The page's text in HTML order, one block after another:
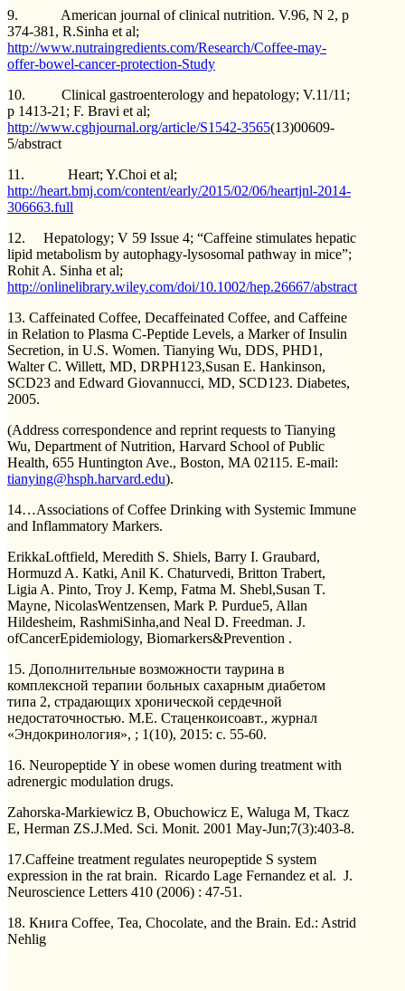
9. American journal of clinical nutrition. V.96, N 2, p
374-381, R.Sinha et al;
http://www.nutraingredients.com/Research/Coffee-may-
offer-bowel-cancer-protection-Study
10. Clinical gastroenterology and hepatology; V.11/11;
p 1413-21; F. Bravi et al;
http://www.cghjournal.org/article/S1542-3565(13)00609-
5/abstract
11. Heart; Y.Choi et al;
http://heart.bmj.com/content/early/2015/02/06/heartjnl-2014-
306663.full
12. Hepatology; V 59 Issue 4; “Caffeine stimulates hepatic
lipid metabolism by autophagy-lysosomal pathway in mice”;
Rohit A. Sinha et al;
http://onlinelibrary.wiley.com/doi/10.1002/hep.26667/abstract
13. Caffeinated Coffee, Decaffeinated Coffee, and Caffeine
in Relation to Plasma C-Peptide Levels, a Marker of Insulin
Secretion, in U.S. Women. Tianying Wu, DDS, PHD1,
Walter C. Willett, MD, DRPH123,Susan E. Hankinson,
SCD23 and Edward Giovannucci, MD, SCD123. Diabetes,
2005.
(Address correspondence and reprint requests to Tianying
Wu, Department of Nutrition, Harvard School of Public
Health, 655 Huntington Ave., Boston, MA 02115. E-mail:
tianying@hsph.harvard.edu).
14…Associations of Coffee Drinking with Systemic Immune
and Inflammatory Markers.
ErikkaLoftfield, Meredith S. Shiels, Barry I. Graubard,
Hormuzd A. Katki, Anil K. Chaturvedi, Britton Trabert,
Ligia A. Pinto, Troy J. Kemp, Fatma M. Shebl,Susan T.
Mayne, NicolasWentzensen, Mark P. Purdue5, Allan
Hildesheim, RashmiSinha,and Neal D. Freedman. J.
ofCancerEpidemiology, Biomarkers&Prevention .
15. Дополнительные возможности таурина в
комплексной терапии больных сахарным диабетом
типа 2, страдающих хронической сердечной
недостаточностью. М.Е. Стаценкоисоавт., журнал
«Эндокринология», ; 1(10), 2015: с. 55-60.
16. Neuropeptide Y in obese women during treatment with
adrenergic modulation drugs.
Zahorska-Markiewicz B, Obuchowicz E, Waluga M, Tkacz
E, Herman ZS.J.Med. Sci. Monit. 2001 May-Jun;7(3):403-8.
17.Caffeine treatment regulates neuropeptide S system
expression in the rat brain. Ricardo Lage Fernandez et al. J.
Neuroscience Letters 410 (2006) : 47-51.
18. Книга Coffee, Tea, Chocolate, and the Brain. Ed.: Astrid
Nehlig